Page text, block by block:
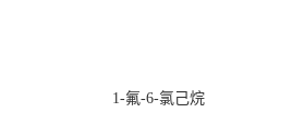
1-氟-6-氯己烷